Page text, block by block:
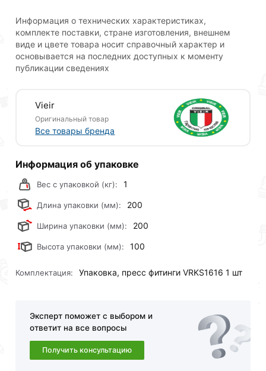
области.
Наши профессиональные менеджеры обработают
заказ и свяжутся с Вами для согласования условий
доставки или самовывоза.Перед оформлением
описанием, характеристиками и отзывами.
Данний товар от производителя
сертифицирован,
соответствует всем стандартам качества. Возврат
обязательно).
Информация о технических характеристиках,
комплекте поставки, стране изготовления, внешнем
виде и цвете товара носит справочный характер и
основывается на последних доступных к моменту
публикации сведениях
Vieir
Оригинальный товар
Все товары бренда
Информация об упаковке
Вес с упаковкой (кг): 1
Длина упаковки (мм): 200
Ширина упаковки (мм): 200
Высота упаковки (мм): 100
Комплектация: Упаковка, пресс фитинги VRKS1616 1 шт
Эксперт поможет с выбором и
ответит на все вопросы
Получить консультацию